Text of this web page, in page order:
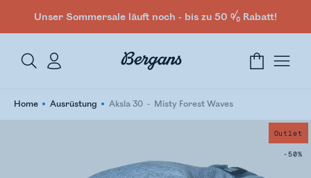
Unser Sommersale läuft noch - bis zu 50 % Rabatt!
Home Ausrüstung Aksla 30 Misty Forest Waves
Outlet
-50%